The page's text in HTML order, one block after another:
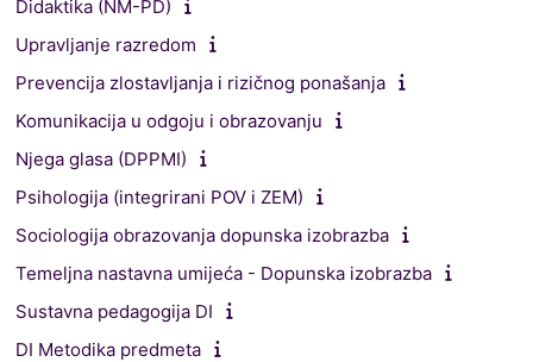
Didaktika (NM-PD)
Upravljanje razredom
Prevencija zlostavljanja i rizičnog ponašanja
Komunikacija u odgoju i obrazovanju
Njega glasa (DPPMI)
Psihologija (integrirani POV i ZEM)
Sociologija obrazovanja dopunska izobrazba
Temeljna nastavna umijeća - Dopunska izobrazba
Sustavna pedagogija DI
DI Metodika predmeta